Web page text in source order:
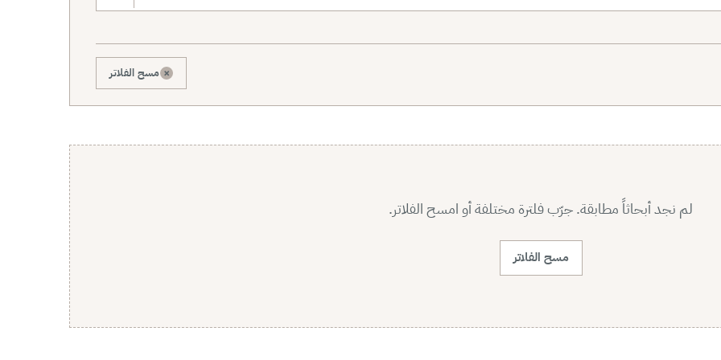
× مسح الفلاتر
لم نجد أبحاثاً مطابقة. جرّب فلترة مختلفة أو امسح الفلاتر.
مسح الفلاتر